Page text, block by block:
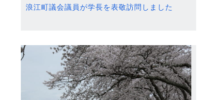
浪江町議会議員が学長を表敬訪問しました